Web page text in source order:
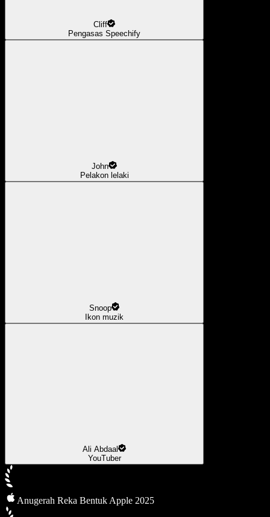
Cliff
Pengasas Speechify
John
Pelakon lelaki
Snoop
Ikon muzik
Ali Abdaal
YouTuber
Anugerah Reka Bentuk Apple 2025